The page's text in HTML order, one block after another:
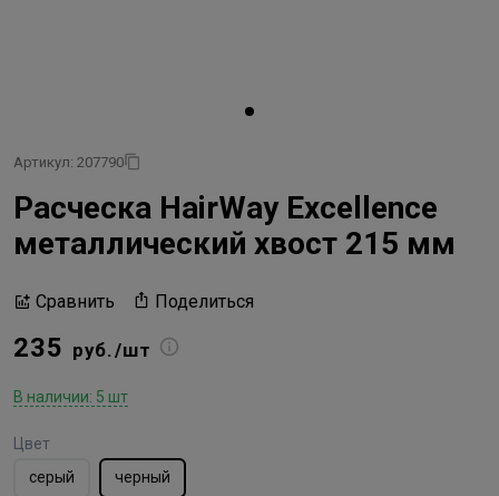
Артикул: 207790
Расческа HairWay Excellence
металлический хвост 215 мм
Сравнить Поделиться
235 руб./шт
В наличии: 5 шт
Цвет
серый
черный